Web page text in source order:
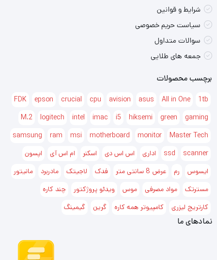
شرایط و قوانین
سیاست حریم خصوصی
سوالات متداول
جمعه های طلایی
برچسب محصولات
1tb
All in One
asus
avision
cpu
crucial
epson
FDK
gaming
green
hiksemi
i5
imac
intel
logitech
M.2
Master Tech
monitor
motherboard
msi
ram
samsung
scanner
ssd اداری اس اس دی اسکنر ام اس آی
اپسون
ایسوس
رم عرض 8 سانتی متر فدک لاجیتک مادربرد
مانیتور
مسترتک
مواد مصرفی موس ویدئو پروژکتور
چند کاره
کارتریج لیزری
کامپیوتر همه کاره گرین گیمینگ
نمادهای ما